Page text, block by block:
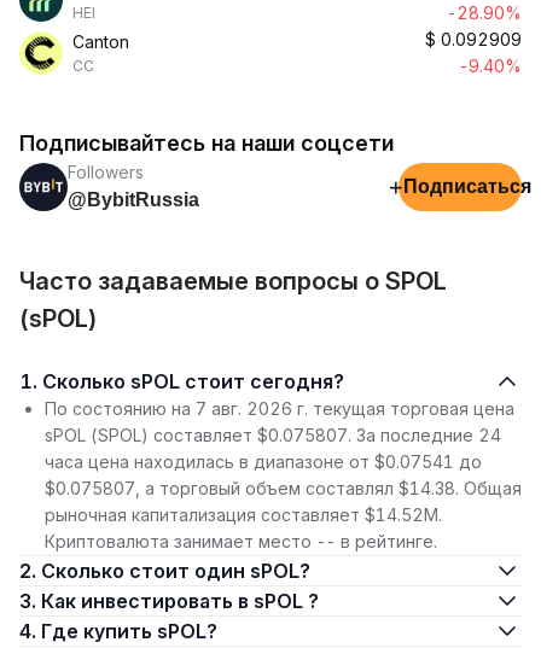
HEI
-28.90%
Canton
CC
$ 0.092909
-9.40%
Подписывайтесь на наши соцсети
Followers
@BybitRussia
+ Подписаться
Часто задаваемые вопросы о SPOL
(sPOL)
1. Сколько sPOL стоит сегодня?
По состоянию на 7 авг. 2026 г. текущая торговая цена
sPOL (SPOL) составляет $0.075807. За последние 24
часа цена находилась в диапазоне от $0.07541 до
$0.075807, а торговый объем составлял $14.38. Общая
рыночная капитализация составляет $14.52M.
Криптовалюта занимает место -- в рейтинге.
2. Сколько стоит один sPOL?
3. Как инвестировать в sPOL ?
4. Где купить sPOL?